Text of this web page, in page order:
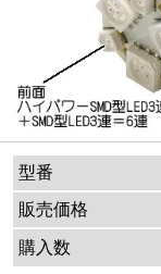
型番
販売価格
購入数